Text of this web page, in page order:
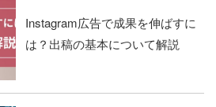
Instagram広告で成果を伸ばすに
は？出稿の基本について解説